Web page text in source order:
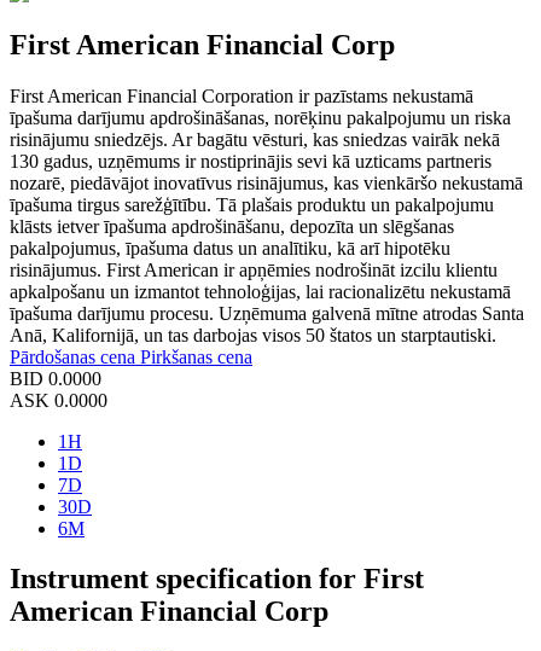
First American Financial Corp
First American Financial Corporation ir pazīstams nekustamā
īpašuma darījumu apdrošināšanas, norēķinu pakalpojumu un riska
risinājumu sniedzējs. Ar bagātu vēsturi, kas sniedzas vairāk nekā
130 gadus, uzņēmums ir nostiprinājis sevi kā uzticams partneris
nozarē, piedāvājot inovatīvus risinājumus, kas vienkāršo nekustamā
īpašuma tirgus sarežģītību. Tā plašais produktu un pakalpojumu
klāsts ietver īpašuma apdrošināšanu, depozīta un slēgšanas
pakalpojumus, īpašuma datus un analītiku, kā arī hipotēku
risinājumus. First American ir apņēmies nodrošināt izcilu klientu
apkalpošanu un izmantot tehnoloģijas, lai racionalizētu nekustamā
īpašuma darījumu procesu. Uzņēmuma galvenā mītne atrodas Santa
Anā, Kalifornijā, un tas darbojas visos 50 štatos un starptautiski.
Pārdošanas cena Pirkšanas cena
BID 0.0000
ASK 0.0000
1H
1D
7D
30D
6M
Instrument specification for First
American Financial Corp